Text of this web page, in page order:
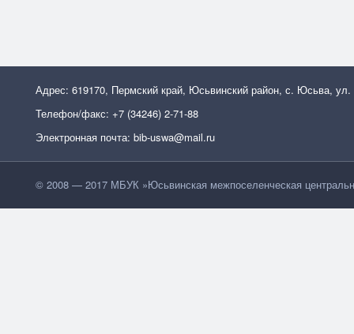
Адрес: 619170, Пермский край, Юсьвинский район, с. Юсьва, ул.
Телефон/факс: +7 (34246) 2-71-88
Электронная почта: bib-uswa@mail.ru
© 2008 — 2017 МБУК »Юсьвинская межпоселенческая